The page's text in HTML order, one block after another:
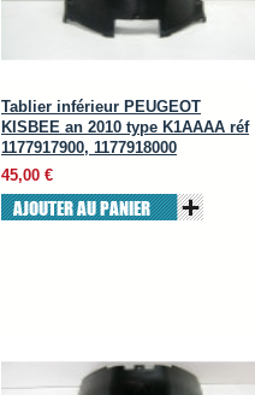
Tablier inférieur PEUGEOT
KISBEE an 2010 type K1AAAA réf
1177917900, 1177918000
45,00 €
AJOUTER AU PANIER